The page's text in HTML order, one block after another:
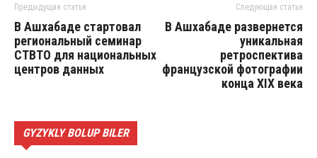
Предыдущая статья
В Ашхабаде стартовал
региональный семинар
CTBTO для национальных
центров данных
Следующая статья
В Ашхабаде развернется
уникальная
ретроспектива
французской фотографии
конца XIX века
GYZYKLY BOLUP BILER